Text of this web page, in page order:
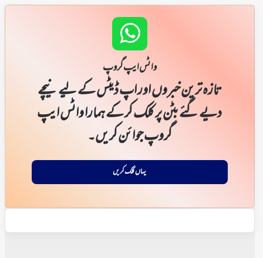
واٹس ایپ گروپ
تازہ ترین خبروں اور اپ ڈیٹس کے لیے نیچے
دیے گئے بٹن پر کلک کر کے ہمارا واٹس ایپ
گروپ جوائن کریں۔
یہاں کلک کریں